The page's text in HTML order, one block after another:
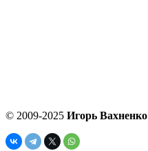
© 2009-2025 Игорь Вахненко